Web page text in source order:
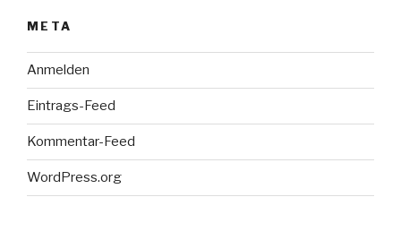
META
Anmelden
Eintrags-Feed
Kommentar-Feed
WordPress.org